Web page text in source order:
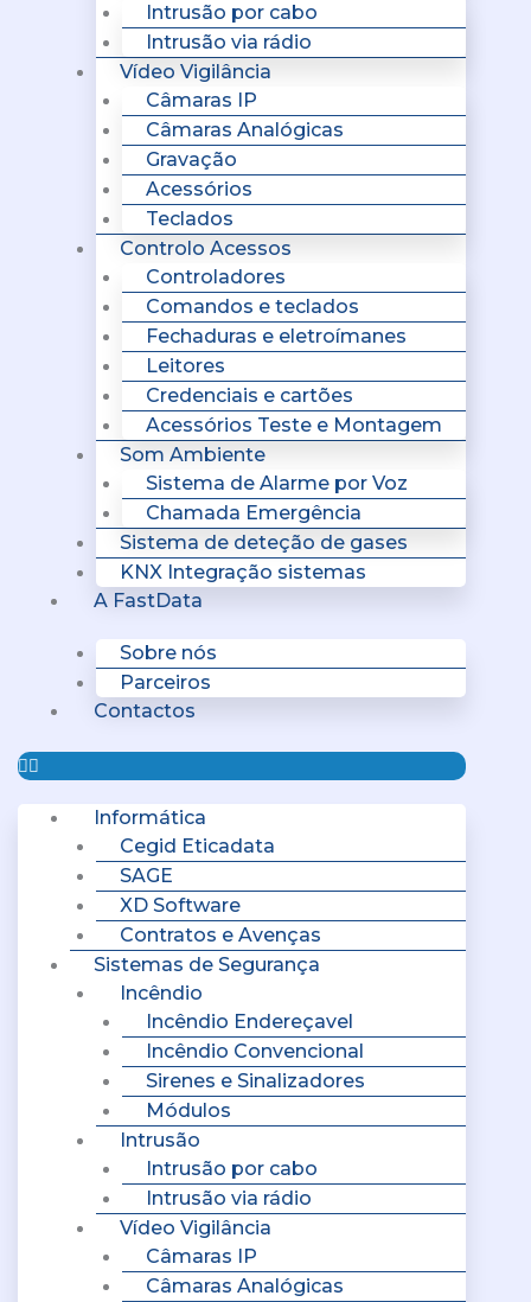
Intrusão por cabo
Intrusão via rádio
Vídeo Vigilância
Câmaras IP
Câmaras Analógicas
Gravação
Acessórios
Teclados
Controlo Acessos
Controladores
Comandos e teclados
Fechaduras e eletroímanes
Leitores
Credenciais e cartões
Acessórios Teste e Montagem
Som Ambiente
Sistema de Alarme por Voz
Chamada Emergência
Sistema de deteção de gases
KNX Integração sistemas
A FastData
Sobre nós
Parceiros
Contactos
Informática
Cegid Eticadata
SAGE
XD Software
Contratos e Avenças
Sistemas de Segurança
Incêndio
Incêndio Endereçavel
Incêndio Convencional
Sirenes e Sinalizadores
Módulos
Intrusão
Intrusão por cabo
Intrusão via rádio
Vídeo Vigilância
Câmaras IP
Câmaras Analógicas